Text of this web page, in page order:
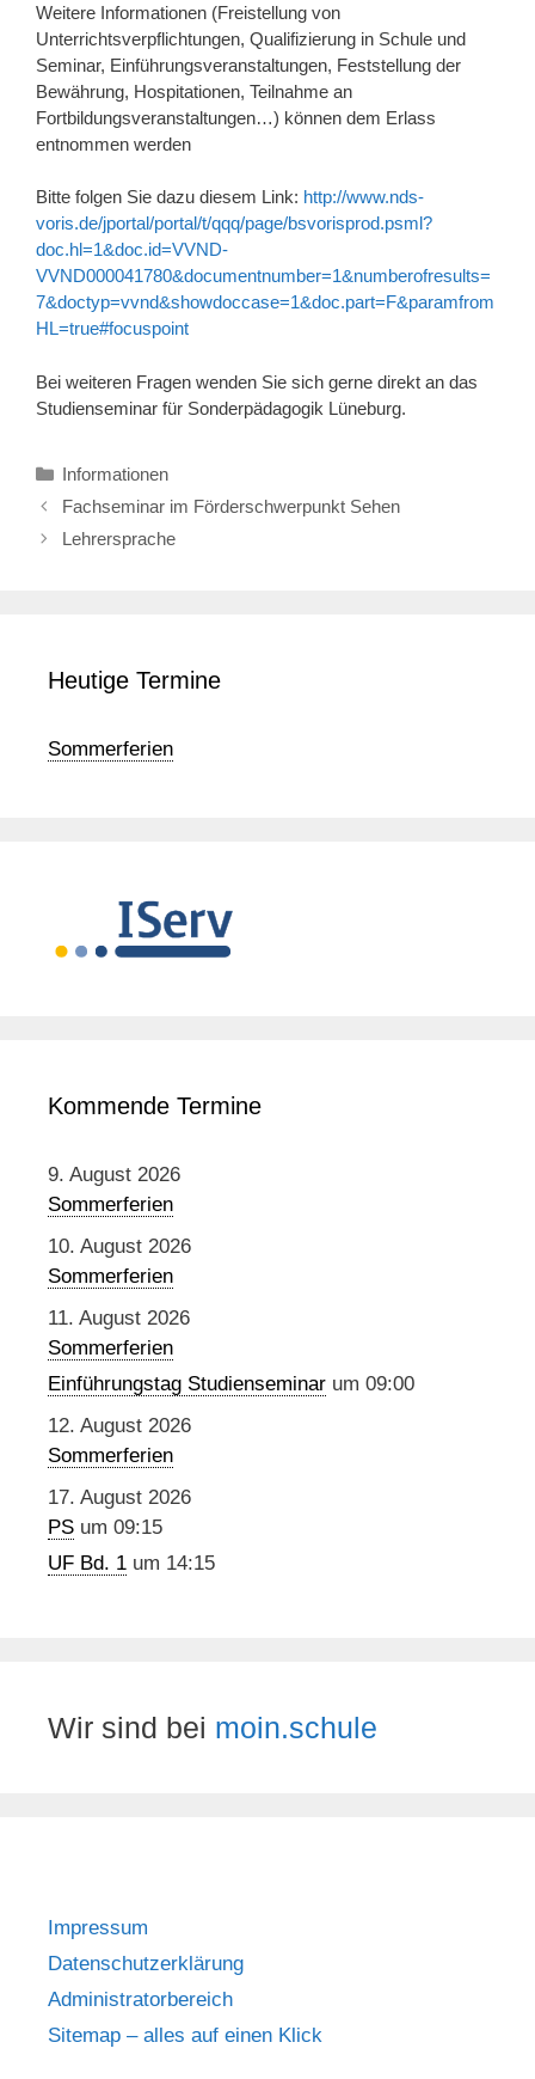
Weitere Informationen (Freistellung von
Unterrichtsverpflichtungen, Qualifizierung in Schule und
Seminar, Einführungsveranstaltungen, Feststellung der
Bewährung, Hospitationen, Teilnahme an
Fortbildungsveranstaltungen…) können dem Erlass
entnommen werden
Bitte folgen Sie dazu diesem Link: http://www.nds-
voris.de/jportal/portal/t/qqq/page/bsvorisprod.psml?
doc.hl=1&doc.id=VVND-
VVND000041780&documentnumber=1&numberofresults=
7&doctyp=vvnd&showdoccase=1&doc.part=F&paramfrom
HL=true#focuspoint
Bei weiteren Fragen wenden Sie sich gerne direkt an das
Studienseminar für Sonderpädagogik Lüneburg.
Kategorien
Informationen
Fachseminar im Förderschwerpunkt Sehen
Lehrersprache
Heutige Termine
Sommerferien
Kommende Termine
9. August 2026
Sommerferien
10. August 2026
Sommerferien
11. August 2026
Sommerferien
Einführungstag Studienseminar um 09:00
12. August 2026
Sommerferien
17. August 2026
PS um 09:15
UF Bd. 1 um 14:15
Wir sind bei moin.schule
Impressum
Datenschutzerklärung
Administratorbereich
Sitemap – alles auf einen Klick